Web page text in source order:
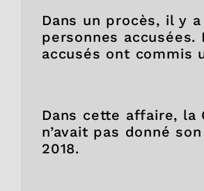
Dans un procès, il y
personnes
accusés ont commis
Dans cette affaire, la
n’avait pas donné
2018.